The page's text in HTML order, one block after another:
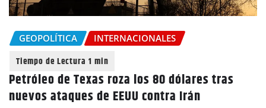
GEOPOLÍTICA INTERNACIONALES
Petróleo de Texas roza los 80 dólares tras
nuevos ataques de EEUU contra Irán